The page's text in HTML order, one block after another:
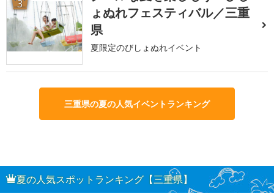
3
ょぬれフェスティバル／三重
県
夏限定のびしょぬれイベント
三重県の夏の人気イベントランキング
夏の人気スポットランキング【三重県】